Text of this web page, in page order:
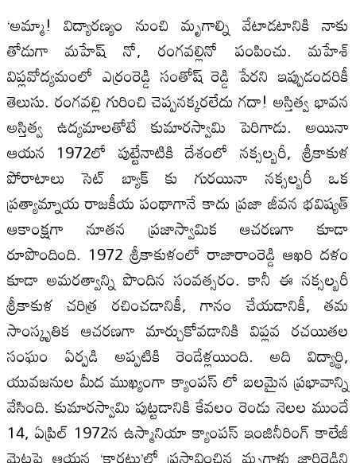
‘అమ్మా! విద్యారణ్యం నుంచి మృగాల్ని వేటాడటానికి నాకు
తోడుగా మహేష్ నో, రంగవల్లినో పంపించు. మహేశ్
విప్లవోద్యమంలో ఎర్రంరెడ్డి సంతోష్ రెడ్డి పేరని ఇప్పుడందరికీ
తెలుసు. రంగవల్లి గురించి చెప్పనక్కరలేదు గదా! అస్తిత్వ భావన
అస్తిత్వ ఉద్యమాలతోటే కుమారస్వామి పెరిగాడు. అయినా
ఆయన 1972లో పుట్టేనాటికి దేశంలో నక్సల్బరీ, శ్రీకాకుళ
పోరాటాలు సెట్ బ్యాక్ కు గురయినా నక్సల్బరీ ఒక
ప్రత్యామ్నాయ రాజకీయ పంథాగానే కాదు ప్రజా జీవన భవిష్యత్
ఆకాంక్షగా నూతన ప్రజాస్వామిక ఆచరణగా కూడా
రూపొందింది. 1972 శ్రీకాకుళంలో రాజారాంరెడ్డి ఆఖరి దళం
కూడా అమరత్వాన్ని పొందిన సంవత్సరం. కానీ ఈ నక్సల్బరీ
శ్రీకాకుళ చరిత్ర రచించడానికీ, గానం చేయడానికీ, తమ
సాంస్కృతిక ఆచరణగా మార్చుకోవడానికి విప్లవ రచయితల
సంఘం ఏర్పడి అప్పటికి రెండేళ్లయింది. అది విద్యార్థి,
యువజనుల మీద ముఖ్యంగా క్యాంపస్ లో బలమైన ప్రభావాన్ని
వేసింది. కుమారస్వామి పుట్టడానికి కేవలం రెండు నెలల ముందే
14, ఏప్రిల్ 1972న ఉస్మానియా క్యాంపస్ ఇంజినీరింగ్ కాలేజీ